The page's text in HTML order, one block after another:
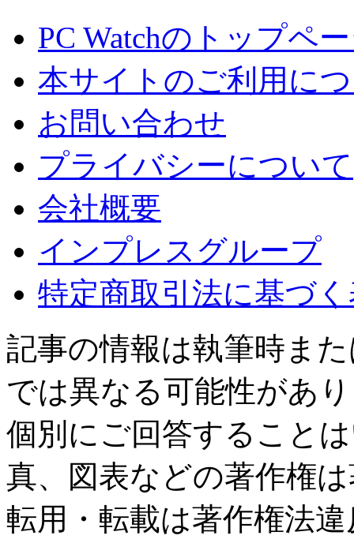
PC Watchのトップペ
本サイトのご利用に
お問い合わせ
プライバシーについて
会社概要
インプレスグループ
特定商取引法に基づ
記事の情報は執筆時ま
では異なる可能性があ
個別にご回答すること
真、図表などの著作権
転用・転載は著作権法